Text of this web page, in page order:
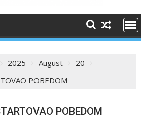
2025 August
20
POBEDOM
POBEDOM